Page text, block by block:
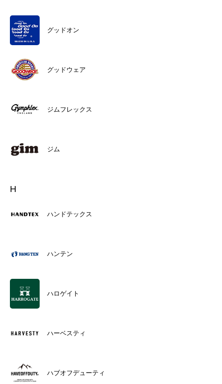
グッドオン
グッドウェア
ジムフレックス
ジム
H
ハンドテックス
ハンテン
ハロゲイト
ハーベスティ
ハブオフデューティ